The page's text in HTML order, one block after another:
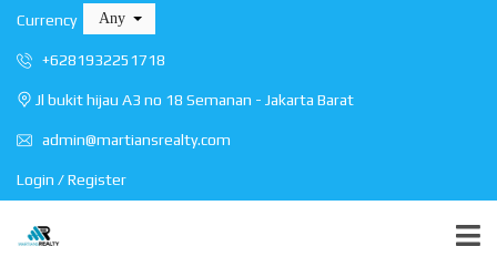
Currency Any
+6281932251718
Jl bukit hijau A3 no 18 Semanan - Jakarta Barat
admin@martiansrealty.com
Login / Register